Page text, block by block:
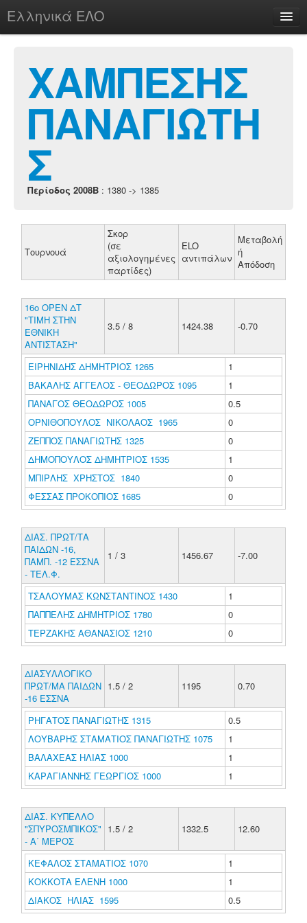
Ελληνικά ΕΛΟ
chesstu.be @ discord
Login
ΧΑΜΠΕΣΗΣ
ΠΑΝΑΓΙΩΤΗ
Σ
Περίοδος 2008B : 1380 -> 1385
Τουρνουά
Σκορ
(σε
αξιολογημένες
παρτίδες)
ELO
αντιπάλων
Μεταβολή
ή
Απόδοση
16ο ΟΡΕΝ ΔΤ
"ΤΙΜΗ ΣΤΗΝ
ΕΘΝΙΚΗ
ΑΝΤΙΣΤΑΣΗ"
3.5 / 8 1424.38 -0.70
ΕΙΡΗΝΙΔΗΣ ΔΗΜΗΤΡΙΟΣ 1265
1
ΒΑΚΑΛΗΣ ΑΓΓΕΛΟΣ - ΘΕΟΔΩΡΟΣ 1095
1
ΠΑΝΑΓΟΣ ΘΕΟΔΩΡΟΣ 1005
0.5
ΟΡΝΙΘΟΠΟΥΛΟΣ ΝΙΚΟΛΑΟΣ 1965
0
ΖΕΠΠΟΣ ΠΑΝΑΓΙΩΤΗΣ 1325
0
ΔΗΜΟΠΟΥΛΟΣ ΔΗΜΗΤΡΙΟΣ 1535
1
ΜΠΙΡΛΗΣ ΧΡΗΣΤΟΣ 1840
0
ΦΕΣΣΑΣ ΠΡΟΚΟΠΙΟΣ 1685
0
ΔΙΑΣ. ΠΡΩΤ/ΤΑ
ΠΑΙΔΩΝ -16,
ΠΑΜΠ. -12 ΕΣΣΝΑ
- ΤΕΛ.Φ.
1 / 3 1456.67 -7.00
ΤΣΑΛΟΥΜΑΣ ΚΩΝΣΤΑΝΤΙΝΟΣ 1430
1
ΠΑΠΠΕΛΗΣ ΔΗΜΗΤΡΙΟΣ 1780
0
ΤΕΡΖΑΚΗΣ ΑΘΑΝΑΣΙΟΣ 1210
0
ΔΙΑΣΥΛΛΟΓΙΚΟ
ΠΡΩΤ/ΜΑ ΠΑΙΔΩΝ
-16 ΕΣΣΝΑ
1.5 / 2 1195 0.70
ΡΗΓΑΤΟΣ ΠΑΝΑΓΙΩΤΗΣ 1315
0.5
ΛΟΥΒΑΡΗΣ ΣΤΑΜΑΤΙΟΣ ΠΑΝΑΓΙΩΤΗΣ 1075
1
ΒΑΛΑΧΕΑΣ ΗΛΙΑΣ 1000
1
ΚΑΡΑΓΙΑΝΝΗΣ ΓΕΩΡΓΙΟΣ 1000
1
ΔΙΑΣ. ΚΥΠΕΛΛΟ
"ΣΠΥΡΟΣΜΠΙΚΟΣ"
- Α΄ ΜΕΡΟΣ
1.5 / 2 1332.5 12.60
ΚΕΦΑΛΟΣ ΣΤΑΜΑΤΙΟΣ 1070
1
ΚΟΚΚΟΤΑ ΕΛΕΝΗ 1000
1
ΔΙΑΚΟΣ ΗΛΙΑΣ 1595
0.5